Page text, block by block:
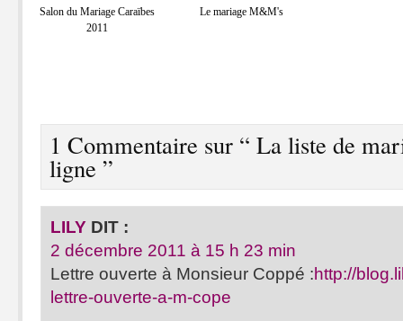
Salon du Mariage Caraïbes
2011
Le mariage M&M's
1 Commentaire sur “ La liste de
ligne ”
LILY DIT :
2 décembre 2011 à 15 h 23 min
Lettre ouverte à Monsieur Coppé :http://
lettre-ouverte-a-m-cope